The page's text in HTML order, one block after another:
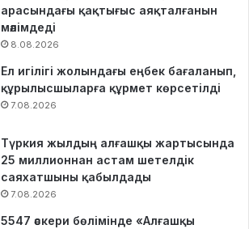
арасындағы қақтығыс аяқталғанын
мәлімдеді
8.08.2026
Ел игілігі жолындағы еңбек бағаланып,
құрылысшыларға құрмет көрсетілді
7.08.2026
Түркия жылдың алғашқы жартысында
25 миллионнан астам шетелдік
саяхатшыны қабылдады
7.08.2026
5547 әскери бөлімінде «Алғашқы